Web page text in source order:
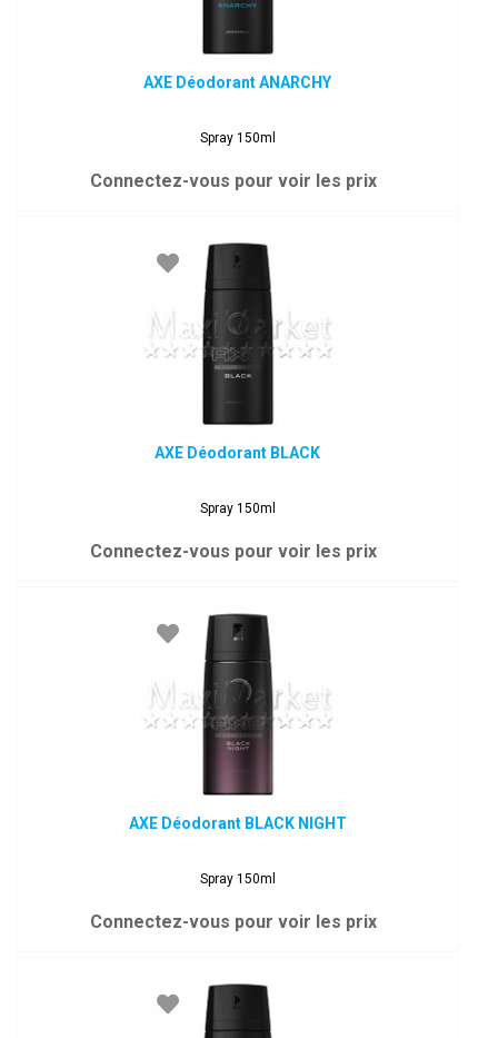
AXE Déodorant ANARCHY
Spray 150ml
Connectez-vous pour voir les prix
AXE Déodorant BLACK
Spray 150ml
Connectez-vous pour voir les prix
AXE Déodorant BLACK NIGHT
Spray 150ml
Connectez-vous pour voir les prix